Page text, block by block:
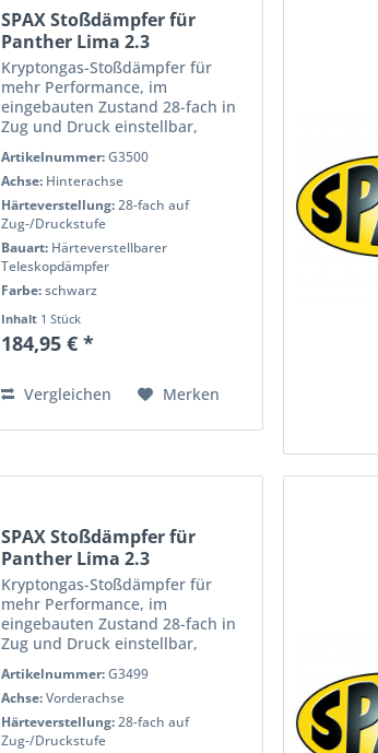
SPAX Stoßdämpfer für
Panther Lima 2.3
Hinterachse
Kryptongas-Stoßdämpfer für
mehr Performance, im
eingebauten Zustand 28-fach in
Zug und Druck einstellbar,
Lebensdauer, voll Prüfstand
getestet für h?Âchste Qualität
und Performance. Wenn Sie das
Handling...
Artikelnummer:G3500
Achse: Hinterachse
Härteverstellung:28-fach auf
Zug-/Druckstufe
Bauart: Härteverstellbarer
Teleskopdämpfer
Farbe:schwarz
Inhalt 1 Stück
184,95 € *
Vergleichen Merken
SPAX Stoßdämpfer für
Panther Lima 2.3
Vorderachse
Kryptongas-Stoßdämpfer für
mehr Performance, im
eingebauten Zustand 28-fach in
Zug und Druck einstellbar,
Lebensdauer, voll Prüfstand
getestet für h?Âchste Qualität
und Performance. Wenn Sie das
Handling...
Artikelnummer:G3499
Achse:Vorderachse
Härteverstellung:28-fach auf
Zug-/Druckstufe